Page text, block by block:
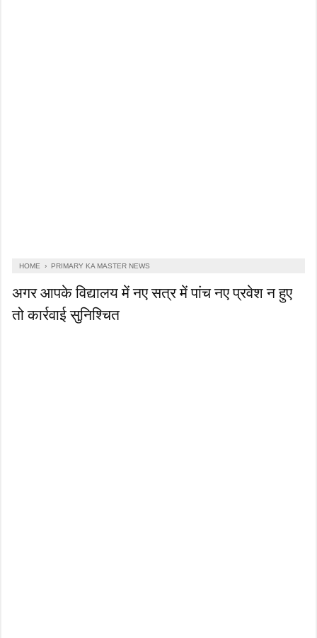
HOME › PRIMARY KA MASTER NEWS
अगर आपके विद्यालय में नए सत्र में पांच नए प्रवेश न हुए
तो कार्रवाई सुनिश्चित